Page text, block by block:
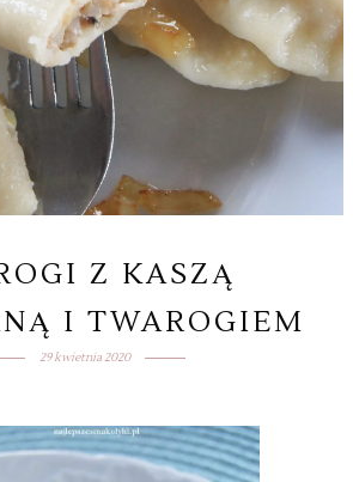
Z KASZĄ
I TWAROGIEM
29 kwietnia 2020